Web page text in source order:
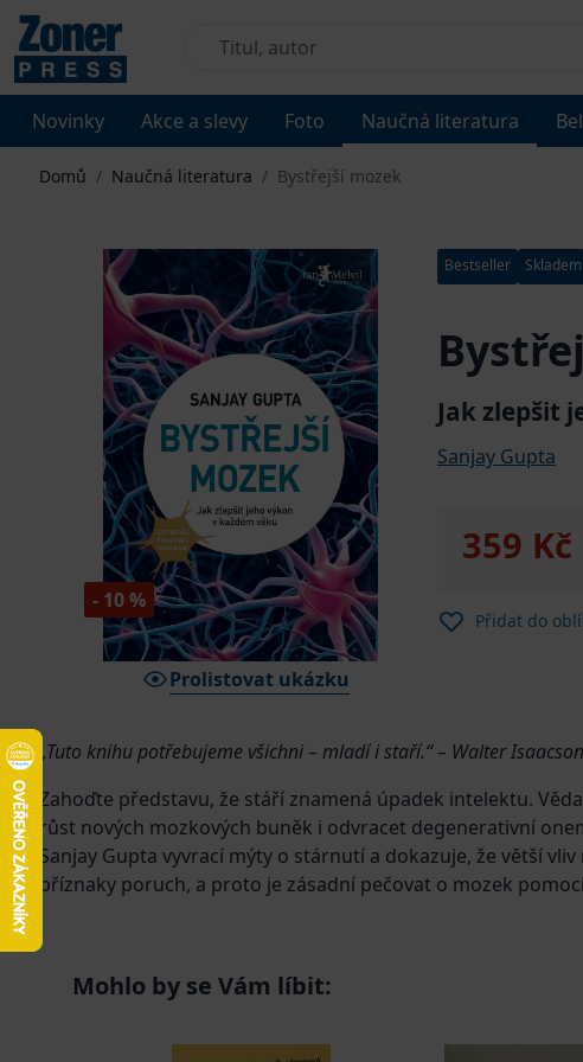
Novinky Akce a slevy Foto Naučná literatura
Domů / Naučná literatura / Bystřejší mozek
- 10 %
Prolistovat ukázku
Bestseller Skladem
Jak zlepšit
Sanjay Gupta
359 Kč
Přidat do
„Tuto knihu potřebujeme všichni – mladí i staří.“ – Walter Isaacson
Zahoďte představu, že stáří znamená úpadek intelektu.
růst nových mozkových buněk i odvracet degenerativní
Sanjay Gupta vyvrací mýty o stárnutí a dokazuje, že větší
příznaky poruch, a proto je zásadní pečovat o mozek
Gupta přístupně vysvětluje fascinující schopnosti mozku i
nebo zda jsou doplňky stravy a vitaminy skutečně
Mohlo by se Vám líbit: